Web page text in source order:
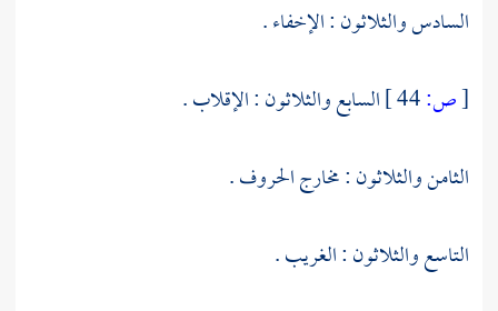
السادس والثلاثون : الإخفاء .
[ص:
السابع والثلاثون : الإقلاب .
الثامن والثلاثون : مخارج الحروف .
التاسع والثلاثون : الغريب .